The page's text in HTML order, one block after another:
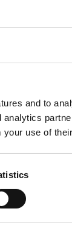
and to
your use of